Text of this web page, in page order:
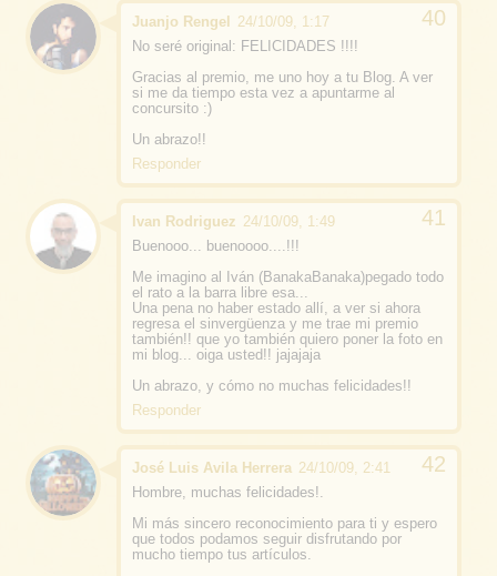
Juanjo Rengel
24/10/09, 1:17
No seré original: FELICIDADES !!!!
Gracias al premio, me uno hoy a tu Blog. A ver
si me da tiempo esta vez a apuntarme al
concursito :)
Un abrazo!!
Responder
Ivan Rodriguez 24/10/09, 1:49
Buenooo... buenoooo....!!!
Me imagino al Iván (BanakaBanaka)pegado todo
el rato a la barra libre esa...
Una pena no haber estado allí, a ver si ahora
regresa el sinvergüenza y me trae mi premio
también!! que yo también quiero poner la foto en
mi blog... oiga usted!! jajajaja
Un abrazo, y cómo no muchas felicidades!!
Responder
José Luis Avila Herrera 24/10/09, 2:41
Hombre, muchas felicidades!.
Mi más sincero reconocimiento para ti y espero
que todos podamos seguir disfrutando por
mucho tiempo tus artículos.